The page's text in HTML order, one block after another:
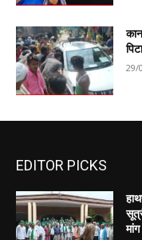
29/
EDITOR PICKS
मांग